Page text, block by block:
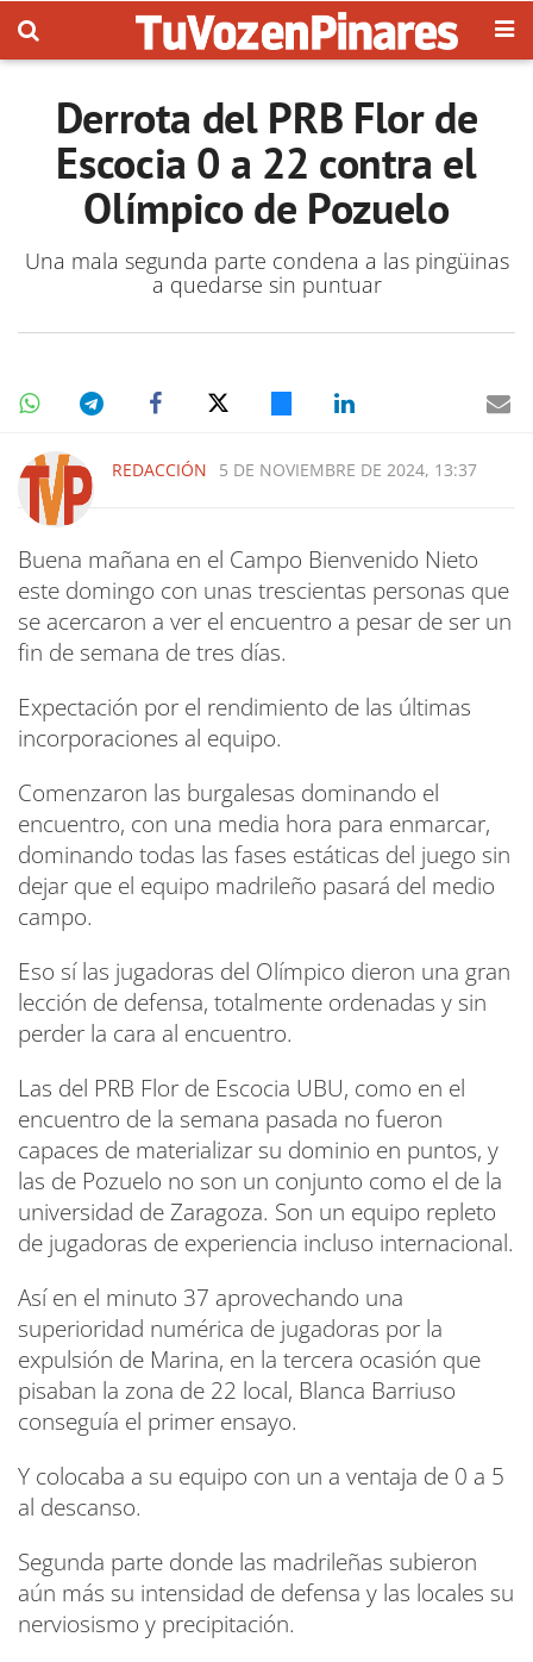
Derrota del PRB Flor de
Escocia 0 a 22 contra el
Olímpico de Pozuelo
Una mala segunda parte condena a las pingüinas
a quedarse sin puntuar
REDACCIÓN 5 DE NOVIEMBRE DE 2024, 13:37
Buena mañana en el Campo Bienvenido Nieto
este domingo con unas trescientas personas que
se acercaron a ver el encuentro a pesar de ser un
fin de semana de tres días.
Expectación por el rendimiento de las últimas
incorporaciones al equipo.
Comenzaron las burgalesas dominando el
encuentro, con una media hora para enmarcar,
dominando todas las fases estáticas del juego sin
dejar que el equipo madrileño pasará del medio
campo.
Eso sí las jugadoras del Olímpico dieron una gran
lección de defensa, totalmente ordenadas y sin
perder la cara al encuentro.
Las del PRB Flor de Escocia UBU, como en el
encuentro de la semana pasada no fueron
capaces de materializar su dominio en puntos, y
las de Pozuelo no son un conjunto como el de la
universidad de Zaragoza. Son un equipo repleto
de jugadoras de experiencia incluso internacional.
Así en el minuto 37 aprovechando una
superioridad numérica de jugadoras por la
expulsión de Marina, en la tercera ocasión que
pisaban la zona de 22 local, Blanca Barriuso
conseguía el primer ensayo.
Y colocaba a su equipo con un a ventaja de 0 a 5
al descanso.
Segunda parte donde las madrileñas subieron
aún más su intensidad de defensa y las locales su
nerviosismo y precipitación.